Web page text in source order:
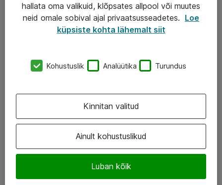
AS ATEA
Atea kontaktid
Jälgi meid
LinkedIn
hallata oma valikuid, klõpsates allpool või muutes
neid omale sobival ajal privaatsusseadetes. Loe
küpsiste kohta lähemalt siit
Kohustuslik Analüütika Turundus
Ainult kohustuslikud
Luban kõik
Kinnitan valitud